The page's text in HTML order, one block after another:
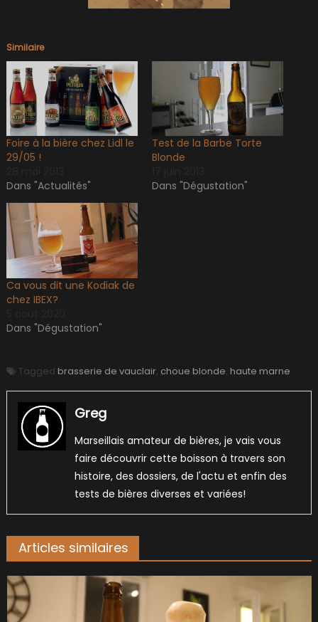
Similaire
Foire à la bière chez Lidl le
29/05 !
Dans "Actualités"
Test de la Barbe Torte
Blonde
Dans "Dégustation"
Ca vous dit une Kodiak de
chez IBEX?
Dans "Dégustation"
Tagged brasserie de vauclair, choue blonde, haute marne
Greg
Marseillais amateur de bières, je vais vous
faire découvrir cette boisson à travers son
histoire, des dossiers, de l'actu et enfin des
tests de bières diverses et variées!
Articles similaires